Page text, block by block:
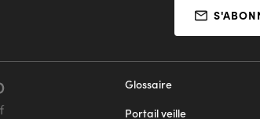
Glossaire
Portail veille